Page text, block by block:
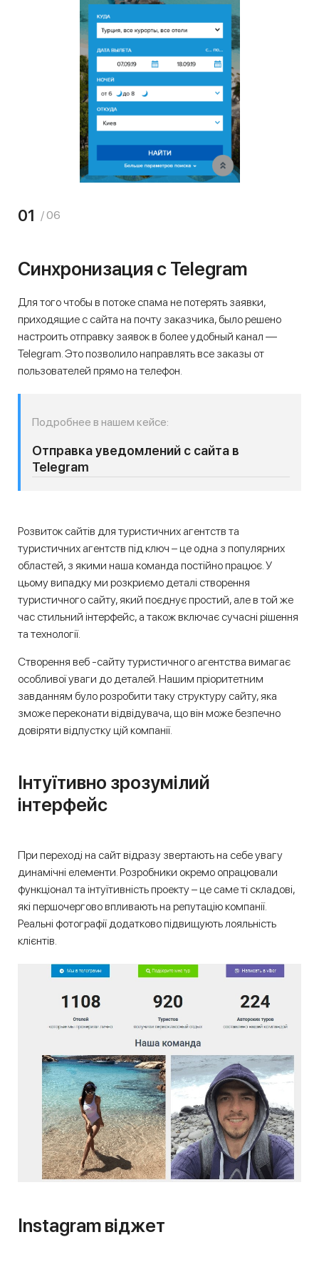
01 / 06
Синхронизация с Telegram
Для того чтобы в потоке спама не потерять заявки,
приходящие с сайта на почту заказчика, было решено
настроить отправку заявок в более удобный канал —
Telegram. Это позволило направлять все заказы от
пользователей прямо на телефон.
Подробнее в нашем кейсе:
Отправка уведомлений с сайта в
Telegram
Розвиток сайтів для туристичних агентств та
туристичних агентств під ключ – це одна з популярних
областей, з якими наша команда постійно працює. У
цьому випадку ми розкриємо деталі створення
туристичного сайту, який поєднує простий, але в той же
час стильний інтерфейс, а також включає сучасні рішення
та технології.
Створення веб -сайту туристичного агентства вимагає
особливої ​​уваги до деталей. Нашим пріоритетним
завданням було розробити таку структуру сайту, яка
зможе переконати відвідувача, що він може безпечно
довіряти відпустку цій компанії.
Інтуїтивно зрозумілий
інтерфейс
При переході на сайт відразу звертають на себе увагу
динамічні елементи. Розробники окремо опрацювали
функціонал та інтуїтивність проекту – це саме ті складові,
які першочергово впливають на репутацію компанії.
Реальні фотографії додатково підвищують лояльність
клієнтів.
Instagram віджет